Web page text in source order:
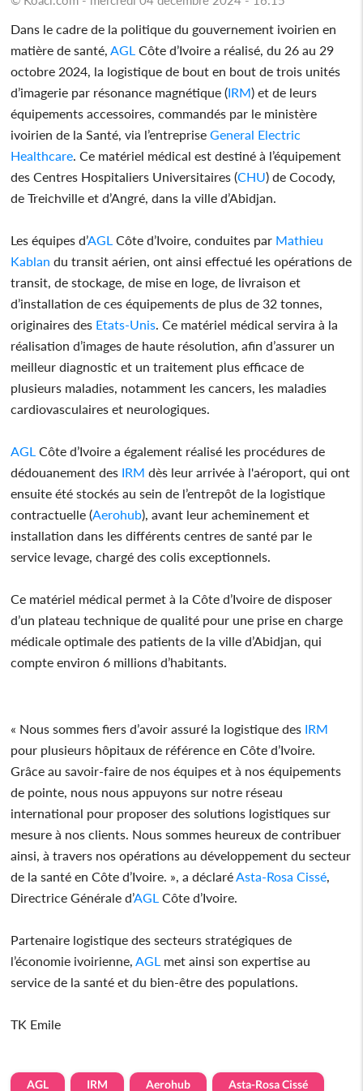
Dans le cadre de la politique du gouvernement ivoirien en
matière de santé, AGL Côte d’Ivoire a réalisé, du 26 au 29
octobre 2024, la logistique de bout en bout de trois unités
d’imagerie par résonance magnétique (IRM) et de leurs
équipements accessoires, commandés par le ministère
ivoirien de la Santé, via l’entrepriseGeneral Electric
Healthcare . Ce matériel médical est destiné à l’équipement
des Centres Hospitaliers Universitaires (CHU) de Cocody,
de Treichville et d’Angré, dans la ville d’Abidjan.
Les équipes d’AGL Côte d’Ivoire, conduites par Mathieu
Kablan du transit aérien, ont ainsi effectué les opérations de
transit, de stockage, de mise en loge, de livraison et
d’installation de ces équipements de plus de 32 tonnes,
originaires des Etats-Unis . Ce matériel médical servira à la
réalisation d’images de haute résolution, afin d’assurer un
meilleur diagnostic et un traitement plus efficace de
plusieurs maladies, notamment les cancers, les maladies
cardiovasculaires et neurologiques.
AGL Côte d’Ivoire a également réalisé les procédures de
dédouanement des IRM dès leur arrivée à l'aéroport, qui ont
ensuite été stockés au sein de l’entrepôt de la logistique
contractuelle (Aerohub), avant leur acheminement et
installation dans les différents centres de santé par le
service levage, chargé des colis exceptionnels.
Ce matériel médical permet à la Côte d’Ivoire de disposer
d’un plateau technique de qualité pour une prise en charge
médicale optimale des patients de la ville d’Abidjan, qui
compte environ 6 millions d’habitants.
« Nous sommes fiers d’avoir assuré la logistique des IRM
pour plusieurs hôpitaux de référence en Côte d’Ivoire.
Grâce au savoir-faire de nos équipes et à nos équipements
de pointe, nous nous appuyons sur notre réseau
international pour proposer des solutions logistiques sur
mesure à nos clients. Nous sommes heureux de contribuer
ainsi, à travers nos opérations au développement du secteur
de la santé en Côte d’Ivoire. », a déclaré Asta-Rosa Cissé
Directrice Générale d’AGL Côte d’Ivoire.
Partenaire logistique des secteurs stratégiques de
l’économie ivoirienne, AGL met ainsi son expertise au
service de la santé et du bien-être des populations.
TK Emile
AGL IRM Aerohub Asta-Rosa Cissé